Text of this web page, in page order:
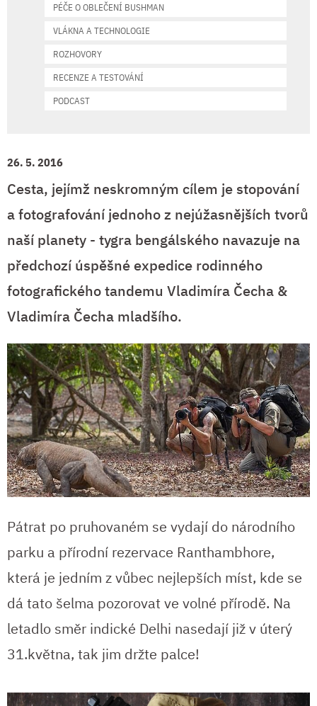
26. 5. 2016
Cesta, jejímž neskromným cílem je stopování
a fotografování jednoho z nejúžasnějších tvorů
naší planety - tygra bengálského navazuje na
předchozí úspěšné expedice rodinného
fotografického tandemu Vladimíra Čecha &
Vladimíra Čecha mladšího.
Pátrat po pruhovaném se vydají do národního
parku a přírodní rezervace Ranthambhore,
která je jedním z vůbec nejlepších míst, kde se
dá tato šelma pozorovat ve volné přírodě. Na
letadlo směr indické Delhi nasedají již v úterý
31.května, tak jim držte palce!
PÉČE O OBLEČENÍ BUSHMAN
VLÁKNA A TECHNOLOGIE
ROZHOVORY
RECENZE A TESTOVÁNÍ
PODCAST